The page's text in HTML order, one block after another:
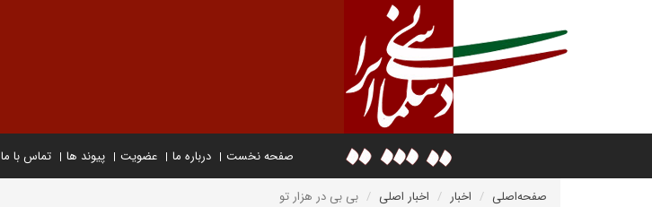
صفحه نخست درباره ما عضویت پیوند ها تماس با ما
صفحه‌اصلی اخبار اخبار اصلی بی بی در هزار تو